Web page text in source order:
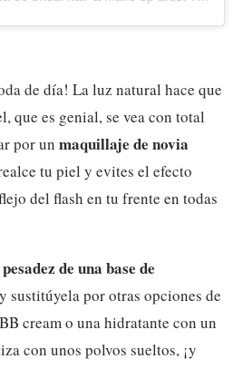
de día! La luz natural hace que
que es genial, se vea con total
por un maquillaje de novia
tu piel y evites el efecto
del flash en tu frente en todas
de una base de
sustitúyela por otras opciones de
cream o una hidratante con un
con unos polvos sueltos, ¡y